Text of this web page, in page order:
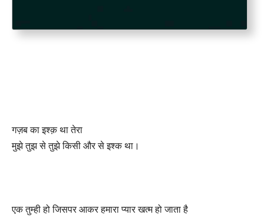
गज़ब का इश्क़ था तेरा
मुझे तुझ से तुझे किसी और से इश्क था।
एक तुम्ही हो जिसपर आकर हमारा प्यार खत्म हो जाता है